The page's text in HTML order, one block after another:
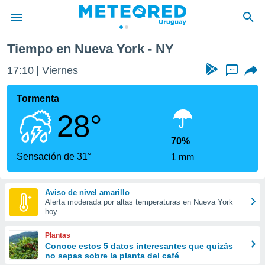
de
ha
para
que se
calidad.
a este
las
y
forma
digital
basada
Tiempo en Nueva York - NY
17:10 Viernes ...
Tormenta
28°
Sensación de 31°
70%
1 mm
Aviso de nivel amarillo
Alerta moderada por altas temperaturas en Nueva York
hoy
Plantas
Conoce estos 5 datos interesantes que quizás
no sepas sobre la planta del café